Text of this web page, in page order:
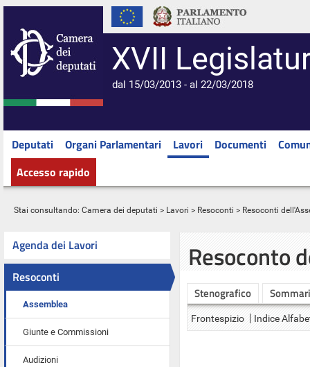
XVII
dal 15/03/2013 - al 22/03/2018
Deputati Organi Parlamentari Lavori Documenti
Accesso rapido
Stai consultando: Camera dei deputati > Lavori > Resoconti > Resoconti
Agenda dei Lavori
Resoconti
Assemblea
Giunte e Commissioni
Audizioni
Resoconto
Stenografico
Frontespizio Indice